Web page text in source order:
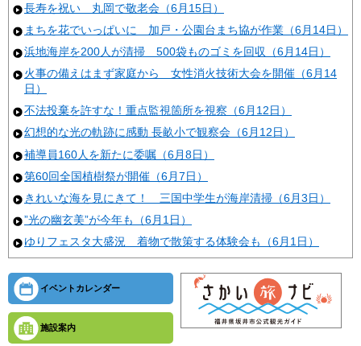
長寿を祝い 丸岡で敬老会（6月15日）
まちを花でいっぱいに 加戸・公園台まち協が作業（6月14日）
浜地海岸を200人が清掃 500袋ものゴミを回収（6月14日）
火事の備えはまず家庭から 女性消火技術大会を開催（6月14
日）
不法投棄を許すな！重点監視箇所を視察（6月12日）
幻想的な光の軌跡に感動 長畝小で観察会（6月12日）
補導員160人を新たに委嘱（6月8日）
第60回全国植樹祭が開催（6月7日）
きれいな海を見にきて！ 三国中学生が海岸清掃（6月3日）
”光の幽玄美”が今年も（6月1日）
ゆりフェスタ大盛況 着物で散策する体験会も（6月1日）
イベントカレンダー
施設案内